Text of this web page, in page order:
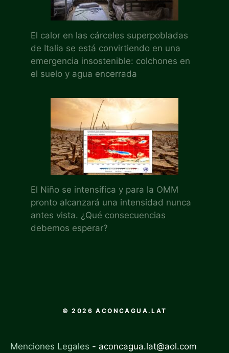
El calor en las cárceles superpobladas
de Italia se está convirtiendo en una
emergencia insostenible: colchones en
el suelo y agua encerrada
El Niño se intensifica y para la OMM
pronto alcanzará una intensidad nunca
antes vista. ¿Qué consecuencias
debemos esperar?
© 2026 ACONCAGUA.LAT
Menciones Legales - aconcagua.lat@aol.com